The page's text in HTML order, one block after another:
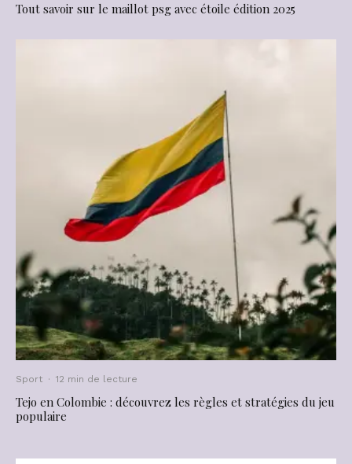
Tout savoir sur le maillot psg avec étoile édition 2025
Sport · 12 min de lecture
Tejo en Colombie : découvrez les règles et stratégies du jeu
populaire